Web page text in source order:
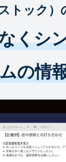
トック）
くシ
の情